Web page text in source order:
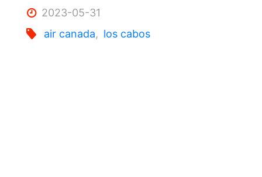
2023-05-31
air canada, los cabos